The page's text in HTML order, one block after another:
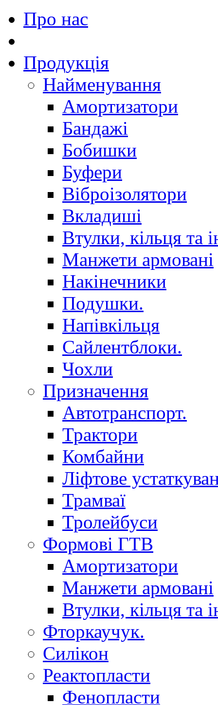
Про нас
Продукція
Найменування
Амортизатори
Бандажі
Бобишки
Буфери
Віброізолятори
Вкладиші
Втулки, кільця та
Манжети армовані
Накінечники
Подушки.
Напівкільця
Сайлентблоки.
Чохли
Призначення
Автотранспорт.
Трактори
Комбайни
Ліфтове
Трамваї
Тролейбуси
Формові ГТВ
Амортизатори
Манжети армовані
Втулки, кільця та
Фторкаучук.
Силікон
Реактопласти
Фенопласти